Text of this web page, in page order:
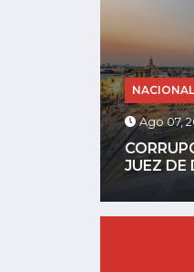
NACIONAL
Ago 07,